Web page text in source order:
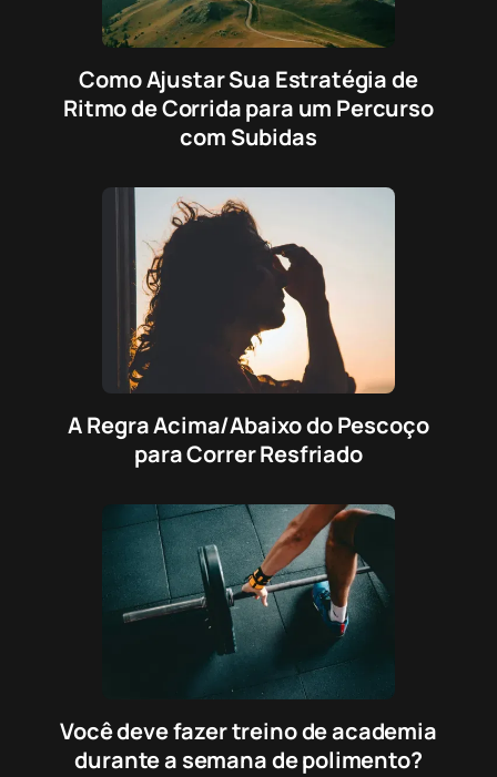
Como Ajustar Sua Estratégia de
Ritmo de Corrida para um Percurso
com Subidas
A Regra Acima/Abaixo do Pescoço
para Correr Resfriado
Você deve fazer treino de academia
durante a semana de polimento?